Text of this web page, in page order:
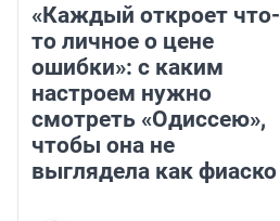
«Каждый откроет что-
то личное о цене
ошибки»: с каким
настроем нужно
смотреть «Одиссею»,
чтобы она не
выглядела как фиаско